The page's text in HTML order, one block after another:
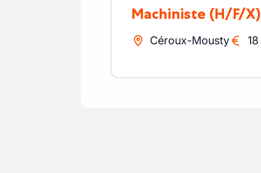
Machiniste (H/F/X)
Céroux-Mousty 18